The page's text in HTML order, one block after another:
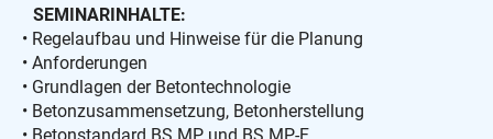
SEMINARINHALTE:
• Regelaufbau und Hinweise für die Planung
• Anforderungen
• Grundlagen der Betontechnologie
• Betonzusammensetzung, Betonherstellung
• Betonstandard BS MP und BS MP-F